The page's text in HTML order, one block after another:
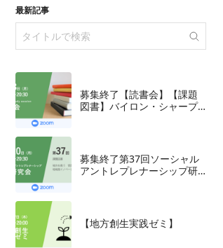
最新記事
募集終了【読書会】【課題
図書】バイロン・シャープ
版、2018年
募集終了第37回ソーシャル
アントレプレナーシップ研
【地方創生実践ゼミ】